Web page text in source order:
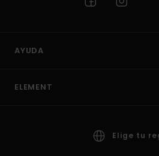
AYUDA
ELEMENT
Elige tu